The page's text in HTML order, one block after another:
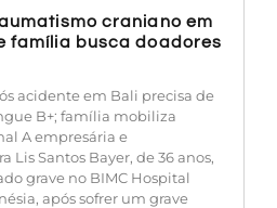
craniano em
família busca doadores
acidente em Bali precisa de
B+; família mobiliza
A empresária e
Lis Santos Bayer, de 36 anos,
grave no BIMC Hospital
após sofrer um grave